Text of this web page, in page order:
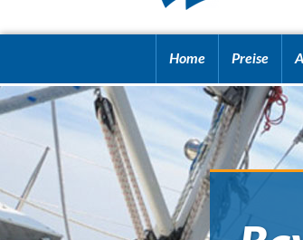
Home Preise